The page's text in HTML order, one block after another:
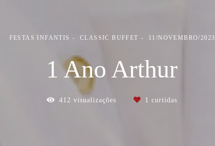
FESTAS INFANTIS CLASSIC BUFFET 11/NOVEMBRO/2023
1 Ano Arthur
412 visualizações 1 curtidas